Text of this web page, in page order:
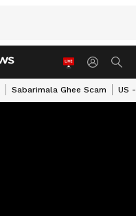
Sabarimala Ghee Scam US